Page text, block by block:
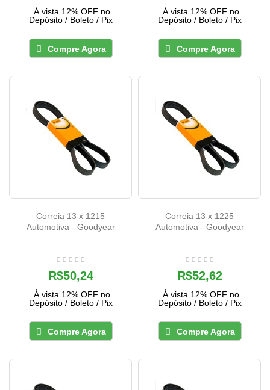
À vista 12% OFF no
Depósito / Boleto / Pix
Compre Agora
À vista 12% OFF no
Depósito / Boleto / Pix
Compre Agora
Correia 13 x 1215
Automotiva - Goodyear
R$50,24
À vista 12% OFF no
Depósito / Boleto / Pix
Compre Agora
Correia 13 x 1225
Automotiva - Goodyear
R$52,62
À vista 12% OFF no
Depósito / Boleto / Pix
Compre Agora